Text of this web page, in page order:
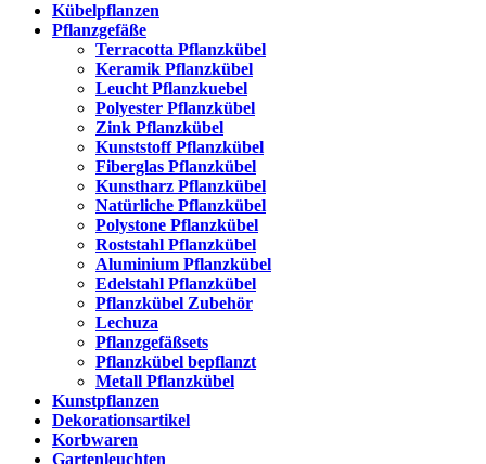
Kübelpflanzen
Pflanzgefäße
Terracotta Pflanzkübel
Keramik Pflanzkübel
Leucht Pflanzkuebel
Polyester Pflanzkübel
Zink Pflanzkübel
Kunststoff Pflanzkübel
Fiberglas Pflanzkübel
Kunstharz Pflanzkübel
Natürliche Pflanzkübel
Polystone Pflanzkübel
Roststahl Pflanzkübel
Aluminium Pflanzkübel
Edelstahl Pflanzkübel
Pflanzkübel Zubehör
Lechuza
Pflanzgefäßsets
Pflanzkübel bepflanzt
Metall Pflanzkübel
Kunstpflanzen
Dekorationsartikel
Korbwaren
Gartenleuchten